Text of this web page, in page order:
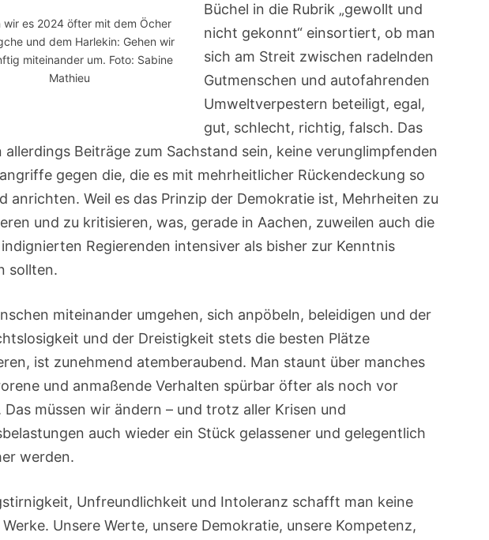
wir es 2024 öfter mit dem Öcher
und dem Harlekin: Gehen wir
miteinander um. Foto: Sabine
Mathieu
Büchel in die Rubrik „gewollt und
nicht gekonnt“ einsortiert, ob man
sich am Streit zwischen radelnden
Gutmenschen und autofahrenden
Umweltverpestern beteiligt, egal,
gut, schlecht, richtig, falsch. Das
allerdings Beiträge zum Sachstand sein, keine verunglimpfenden
gegen die, die es mit mehrheitlicher Rückendeckung so
anrichten. Weil es das Prinzip der Demokratie ist, Mehrheiten zu
und zu kritisieren, was, gerade in Aachen, zuweilen auch die
Regierenden intensiver als bisher zur Kenntnis
sollten.
miteinander umgehen, sich anpöbeln, beleidigen und der
und der Dreistigkeit stets die besten Plätze
ist zunehmend atemberaubend. Man staunt über manches
und anmaßende Verhalten spürbar öfter als noch vor
Das müssen wir ändern – und trotz aller Krisen und
auch wieder ein Stück gelassener und gelegentlich
werden.
Unfreundlichkeit und Intoleranz schafft man keine
Unsere Werte, unsere Demokratie, unsere Kompetenz,